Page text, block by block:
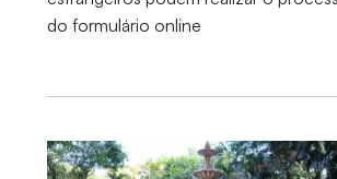
do formulário online